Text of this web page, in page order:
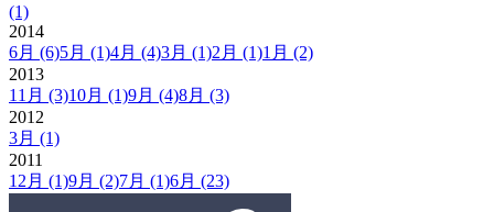
(1)
2014
6月 (6)5月 (1)4月 (4)3月 (1)2月 (1)1月 (2)
2013
11月 (3)10月 (1)9月 (4)8月 (3)
2012
3月 (1)
2011
12月 (1)9月 (2)7月 (1)6月 (23)